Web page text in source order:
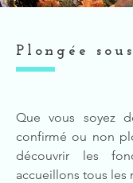
Plongée
Que vous soyez
confirmé ou non
découvrir les
accueillons tous les